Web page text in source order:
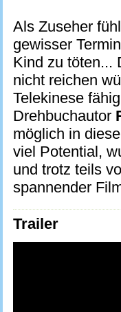
Als Zuseher
gewisser
Kind zu töten...
nicht reichen
Telekinese
Drehbuchautor
möglich in
viel Potential,
und trotz teils
spannender
Trailer